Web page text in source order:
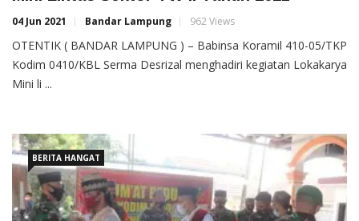
04 Jun 2021 Bandar Lampung 962 Views
OTENTIK ( BANDAR LAMPUNG ) – Babinsa Koramil 410-05/TKP
Kodim 0410/KBL Serma Desrizal menghadiri kegiatan Lokakarya
Mini li ...
BERITA HANGAT